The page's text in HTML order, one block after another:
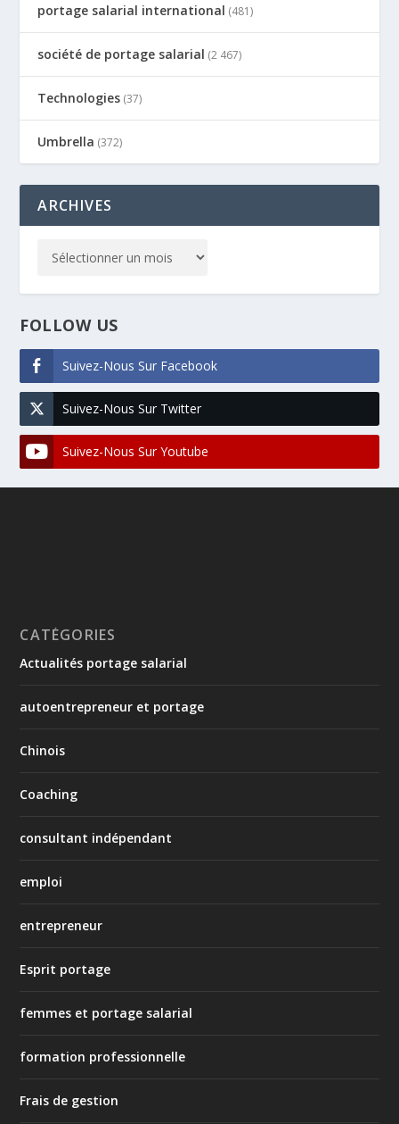
portage salarial international (481)
société de portage salarial (2 467)
Technologies (37)
Umbrella (372)
ARCHIVES
FOLLOW US
Suivez-Nous Sur Facebook
Suivez-Nous Sur Twitter
Suivez-Nous Sur Youtube
CATÉGORIES
Actualités portage salarial
autoentrepreneur et portage
Chinois
Coaching
consultant indépendant
emploi
entrepreneur
Esprit portage
femmes et portage salarial
formation professionnelle
Frais de gestion